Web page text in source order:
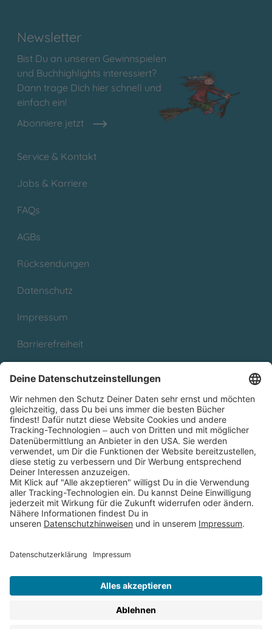
Newsletter
Bist Du an unseren Gewinnspielen
und Buchhighlights interessiert?
Dann trage Dich hier schnell und
einfach ein!
Abonniere jetzt
Service & Kontakt
Jobs & Karriere
FAQs
AGBs
Rücksendungen
Datenschutz
Impressum
Barrierefreiheit
Partnerprogramm (Affiliate)
Folge uns auf
* Versandkostenfrei ab 9,00 € Bestellwert innerhalb
Deutschlands
** Lieferzeit 1-3 Werktage innerhalb Deutschlands
Thienemann-Esslinger Verlag GmbH, Blumenstraße 36, D-70182